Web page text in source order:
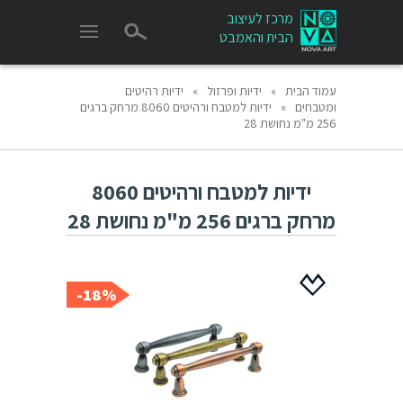
מרכז לעיצוב
הבית והאמבט
עמוד הבית » ידיות ופרזול »
ידיות רהיטים
ומטבחים
»
ידיות למטבח ורהיטים 8060 מרחק ברגים
256 מ"מ נחושת 28
ידיות למטבח ורהיטים 8060
מרחק ברגים 256 מ"מ נחושת 28
18%-